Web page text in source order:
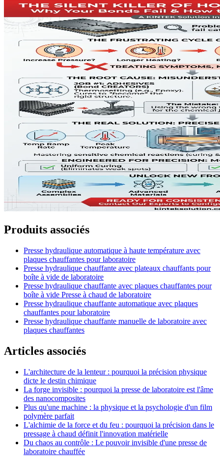
Produits associés
Presse hydraulique automatique à haute température avec
plaques chauffantes pour laboratoire
Presse hydraulique chauffante avec plateaux chauffants pour
boîte à vide de laboratoire
Presse hydraulique chauffante avec plaques chauffantes pour
boîte à vide Presse à chaud de laboratoire
Presse hydraulique chauffante automatique avec plaques
chauffantes pour laboratoire
Presse hydraulique chauffante manuelle de laboratoire avec
plaques chauffantes
Articles associés
L'architecture de la lenteur : pourquoi la précision physique
dicte le destin chimique
La forge invisible : pourquoi la presse de laboratoire est l'âme
des nanocomposites
Plus qu'une machine : la physique et la psychologie d'un film
polymère parfait
L'alchimie de la force et du feu : pourquoi la précision dans le
pressage à chaud définit l'innovation matérielle
Du chaos au contrôle : Le pouvoir invisible d'une presse de
laboratoire chauffée